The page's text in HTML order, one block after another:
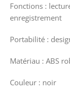
Fonctions :
enregistrement
Portabilité :
Matériau : ABS
Couleur : noir